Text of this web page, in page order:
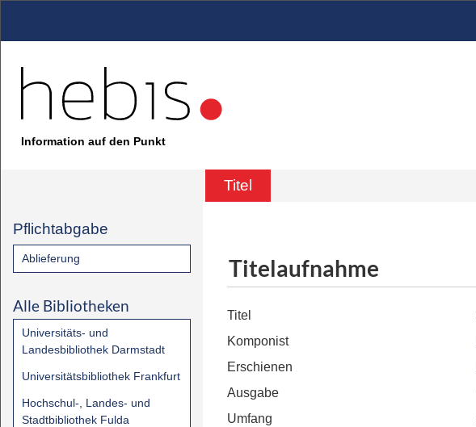
Information auf den Punkt
Titel
Pflichtabgabe
Ablieferung
Alle Bibliotheken
Universitäts- und
Landesbibliothek Darmstadt
Universitätsbibliothek Frankfurt
Hochschul-, Landes- und
Stadtbibliothek Fulda
Titelaufnahme
Titel
Komponist
Erschienen
Ausgabe
Umfang